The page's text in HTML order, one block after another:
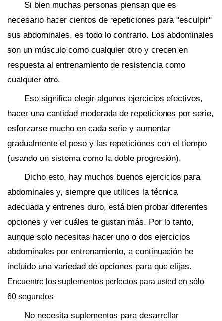
Si bien muchas personas piensan que es
necesario hacer cientos de repeticiones para "esculpir"
sus abdominales, es todo lo contrario. Los abdominales
son un músculo como cualquier otro y crecen en
respuesta al entrenamiento de resistencia como
cualquier otro.
Eso significa elegir algunos ejercicios efectivos,
hacer una cantidad moderada de repeticiones por serie,
esforzarse mucho en cada serie y aumentar
gradualmente el peso y las repeticiones con el tiempo
(usando un sistema como la doble progresión).
Dicho esto, hay muchos buenos ejercicios para
abdominales y, siempre que utilices la técnica
adecuada y entrenes duro, está bien probar diferentes
opciones y ver cuáles te gustan más. Por lo tanto,
aunque solo necesitas hacer uno o dos ejercicios
abdominales por entrenamiento, a continuación he
incluido una variedad de opciones para que elijas.
Encuentre los suplementos perfectos para usted en sólo
60 segundos
No necesita suplementos para desarrollar